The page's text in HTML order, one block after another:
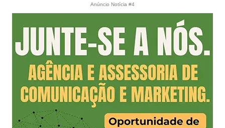
Anúncio Notícia #4